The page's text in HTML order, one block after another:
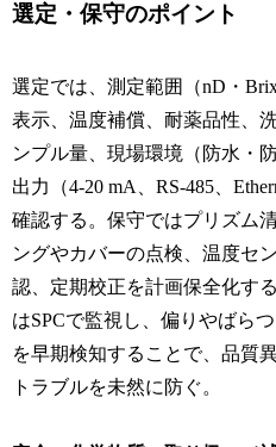
選定・保守のポイント
選定では、測定範囲（nD・
表示、温度補償、耐薬品性、
ンプル量、現場環境（防水・
出力（4-20 mA、RS-485、
確認する。保守ではプリズム
ングやカバーの点検、温度セ
認、定期校正を計画保全化す
はSPCで監視し、偏りやばら
を早期検知することで、品質
トラブルを未然に防ぐ。